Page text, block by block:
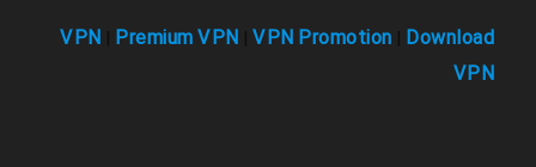
VPN Premium VPN VPN Promotion Download
VPN